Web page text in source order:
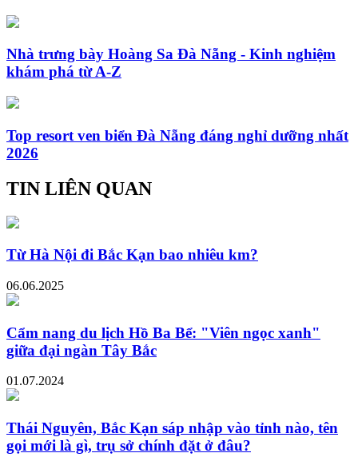
Nhà trưng bày Hoàng Sa Đà Nẵng - Kinh nghiệm
khám phá từ A-Z
Top resort ven biển Đà Nẵng đáng nghỉ dưỡng nhất
2026
TIN LIÊN QUAN
Từ Hà Nội đi Bắc Kạn bao nhiêu km?
06.06.2025
Cẩm nang du lịch Hồ Ba Bể: "Viên ngọc xanh"
giữa đại ngàn Tây Bắc
01.07.2024
Thái Nguyên, Bắc Kạn sáp nhập vào tỉnh nào, tên
gọi mới là gì, trụ sở chính đặt ở đâu?